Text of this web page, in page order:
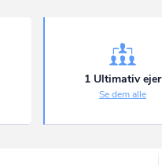
1 Ultimativ ejer
Se dem alle